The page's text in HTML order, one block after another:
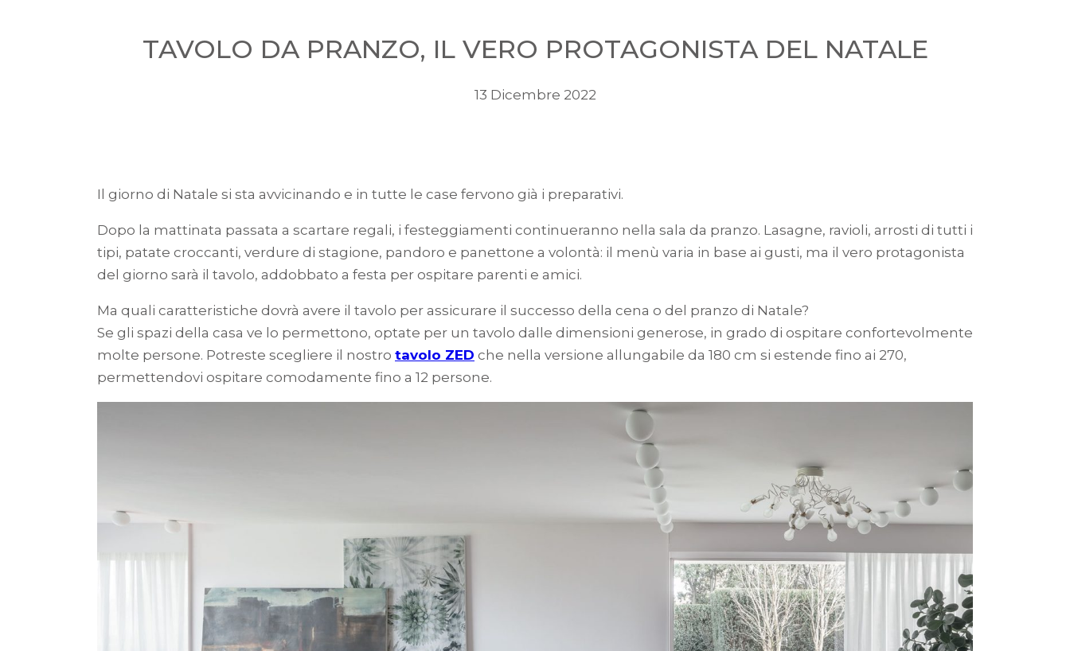
TAVOLO DA PRANZO, IL VERO PROTAGONISTA DEL NATALE
13 Dicembre 2022
Il giorno di Natale si sta avvicinando e in tutte le case fervono già i preparativi.
Dopo la mattinata passata a scartare regali, i festeggiamenti continueranno nella sala da pranzo. Lasagne, ravioli, arrosti di tutti i
tipi, patate croccanti, verdure di stagione, pandoro e panettone a volontà: il menù varia in base ai gusti, ma il vero protagonista
del giorno sarà il tavolo, addobbato a festa per ospitare parenti e amici.
Ma quali caratteristiche dovrà avere il tavolo per assicurare il successo della cena o del pranzo di Natale?
Se gli spazi della casa ve lo permettono, optate per un tavolo dalle dimensioni generose, in grado di ospitare confortevolmente
molte persone. Potreste scegliere il nostro tavolo ZED che nella versione allungabile da 180 cm si estende fino ai 270,
permettendovi ospitare comodamente fino a 12 persone.